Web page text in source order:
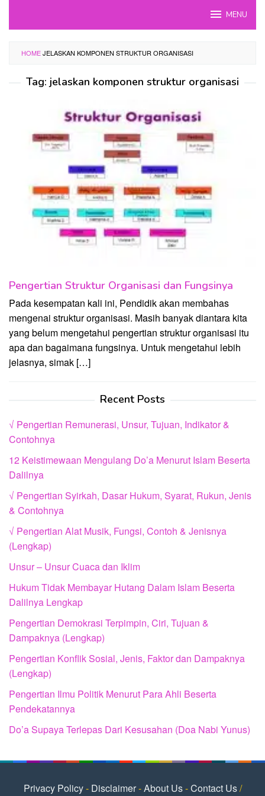
MENU
HOMEJELASKAN KOMPONEN STRUKTUR ORGANISASI
Tag: jelaskan komponen struktur organisasi
Pengertian Struktur Organisasi dan Fungsinya
Pada kesempatan kali ini, Pendidik akan membahas
mengenai struktur organisasi. Masih banyak diantara kita
yang belum mengetahui pengertian struktur organisasi itu
apa dan bagaimana fungsinya. Untuk mengetahui lebih
jelasnya, simak […]
Recent Posts
√ Pengertian Remunerasi, Unsur, Tujuan, Indikator &
Contohnya
12 Keistimewaan Mengulang Do’a Menurut Islam Beserta
Dalilnya
√ Pengertian Syirkah, Dasar Hukum, Syarat, Rukun, Jenis
& Contohnya
√ Pengertian Alat Musik, Fungsi, Contoh & Jenisnya
(Lengkap)
Unsur – Unsur Cuaca dan Iklim
Hukum Tidak Membayar Hutang Dalam Islam Beserta
Dalilnya Lengkap
Pengertian Demokrasi Terpimpin, Ciri, Tujuan &
Dampaknya (Lengkap)
Pengertian Konflik Sosial, Jenis, Faktor dan Dampaknya
(Lengkap)
Pengertian Ilmu Politik Menurut Para Ahli Beserta
Pendekatannya
Do’a Supaya Terlepas Dari Kesusahan (Doa Nabi Yunus)
Privacy Policy- Disclaimer-About Us-Contact Us/